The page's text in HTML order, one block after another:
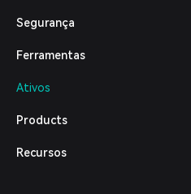
Deutsch
繁體中文
Bahasa Indonesia
हिन्दी
Segurança
Ferramentas
Ativos
Products
Recursos